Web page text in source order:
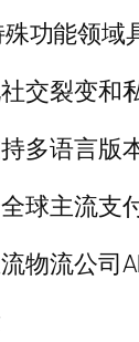
功能领域
交裂变和
多语言版
球主流支
物流公司